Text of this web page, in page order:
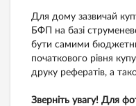
Для дому зазвичай
БФП на базі
бути самими
початкового рівня
друку рефератів, а
Зверніть увагу! Для